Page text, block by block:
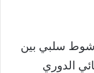
شوط سلبي بين
الدوري